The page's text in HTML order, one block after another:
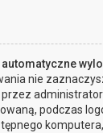
nie
podczas